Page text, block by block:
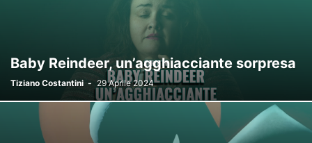
Baby Reindeer, un’agghiacciante sorpresa
Tiziano Costantini - 29 Aprile 2024